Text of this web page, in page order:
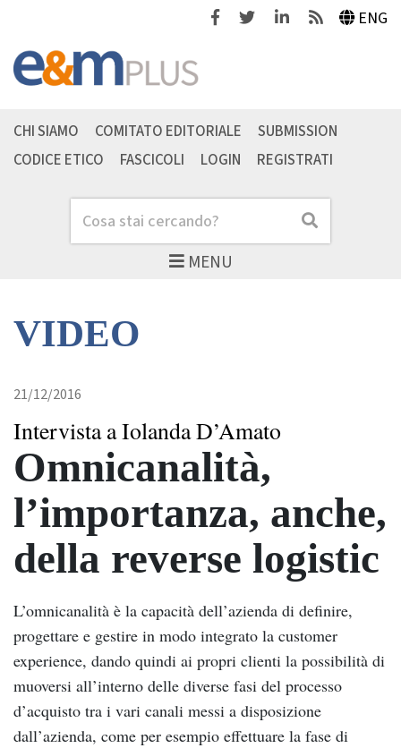
FacebookTwitterLinkedinFeeds ENG
MENU
Cerca Cerca
CHI SIAMO COMITATO EDITORIALE
SUBMISSION
CODICE ETICO
FASCICOLI LOGIN REGISTRATI
VIDEO
21/12/2016
Intervista a Iolanda D’Amato
Omnicanalità,
l’importanza, anche,
della reverse logistic
L’omnicanalità è la capacità dell’azienda di definire,
progettare e gestire in modo integrato la customer
experience, dando quindi ai propri clienti la possibilità di
muoversi all’interno delle diverse fasi del processo
d’acquisto tra i vari canali messi a disposizione
dall’azienda, come per esempio effettuare la fase di